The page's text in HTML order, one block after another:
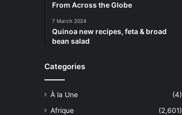
From Across the Globe
7 March 2024
Quinoa new recipes, feta & broad
bean salad
Categories
À la Une
(4)
Afrique
(2,601)